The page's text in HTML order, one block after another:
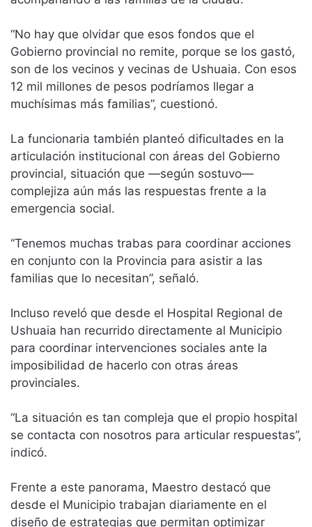
“No hay que olvidar que esos fondos que el
Gobierno provincial no remite, porque se los gastó,
son de los vecinos y vecinas de Ushuaia. Con esos
12 mil millones de pesos podríamos llegar a
muchísimas más familias”, cuestionó.
La funcionaria también planteó dificultades en la
articulación institucional con áreas del Gobierno
provincial, situación que —según sostuvo—
complejiza aún más las respuestas frente a la
emergencia social.
“Tenemos muchas trabas para coordinar acciones
en conjunto con la Provincia para asistir a las
familias que lo necesitan”, señaló.
Incluso reveló que desde el Hospital Regional de
Ushuaia han recurrido directamente al Municipio
para coordinar intervenciones sociales ante la
imposibilidad de hacerlo con otras áreas
provinciales.
“La situación es tan compleja que el propio hospital
se contacta con nosotros para articular respuestas”,
indicó.
Frente a este panorama, Maestro destacó que
desde el Municipio trabajan diariamente en el
diseño de estrategias que permitan optimizar